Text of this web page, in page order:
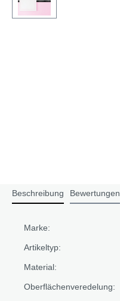
Beschreibung Bewertungen
Marke:
Artikeltyp:
Material:
Oberflächenveredelung: